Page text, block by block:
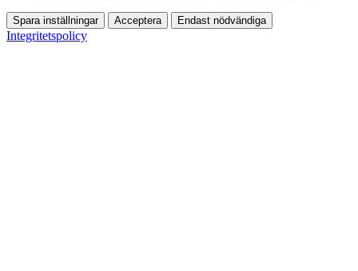
Spara inställningar Acceptera Endast nödvändiga
Integritetspolicy